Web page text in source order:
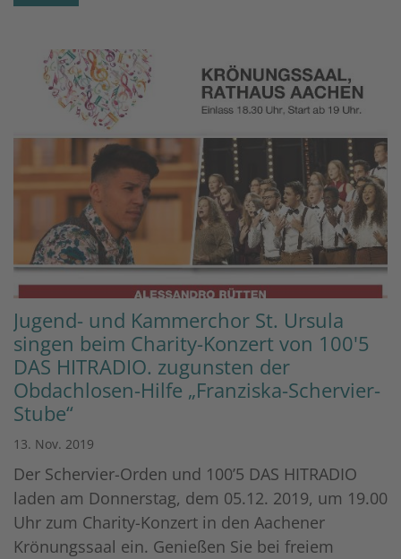
Jugend- und Kammerchor St. Ursula
singen beim Charity-Konzert von 100'5
DAS HITRADIO. zugunsten der
Obdachlosen-Hilfe „Franziska-Schervier-
Stube“
13. Nov. 2019
Der Schervier-Orden und 100’5 DAS HITRADIO
laden am Donnerstag, dem 05.12. 2019, um 19.00
Uhr zum Charity-Konzert in den Aachener
Krönungssaal ein. Genießen Sie bei freiem